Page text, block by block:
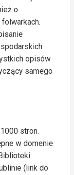
o
opisów
samego
stron.
w domenie
(link do